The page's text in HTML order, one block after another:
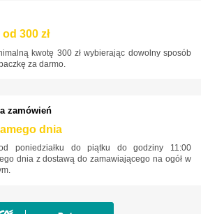
300 zł
kwotę 300 zł wybierając dowolny sposób
za darmo.
zamówień
dnia
poniedziałku do piątku do godziny 11:00
dnia z dostawą do zamawiającego na ogół w